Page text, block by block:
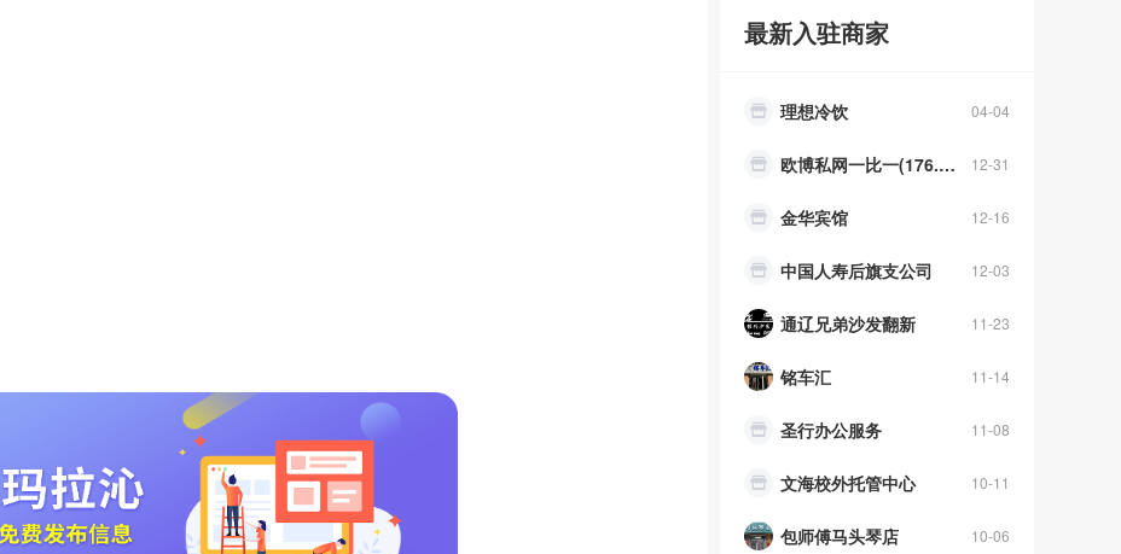
最新入驻商家
12-31
12-16
金华宾馆
12-03
中国人寿后旗支公司
11-23
通辽兄弟沙发翻新
11-14
铭车汇
11-08
圣行办公服务
10-11
文海校外托管中心
10-06
包师傅马头琴店
09-11
各种电焊小活